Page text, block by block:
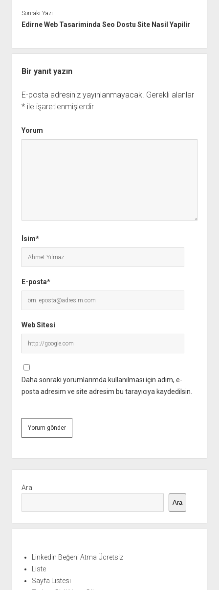
Sonraki Yazı
Edirne Web Tasariminda Seo Dostu Site Nasil Yapilir
Bir yanıt yazın
E-posta adresiniz yayınlanmayacak. Gerekli alanlar
*ile işaretlenmişlerdir
Yorum
İsim*
E-posta*
Web Sitesi
Daha sonraki yorumlarımda kullanılması için adım, e-
posta adresim ve site adresim bu tarayıcıya kaydedilsin.
Menü
Ara
Ara
Linkedin Beğeni Atma Ücretsiz
Liste
Sayfa Listesi